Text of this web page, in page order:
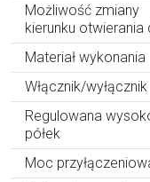
Możliwość zmiany
kierunku otwierania
Materiał wykonania
Włącznik/wyłącznik
Regulowana
półek
Moc